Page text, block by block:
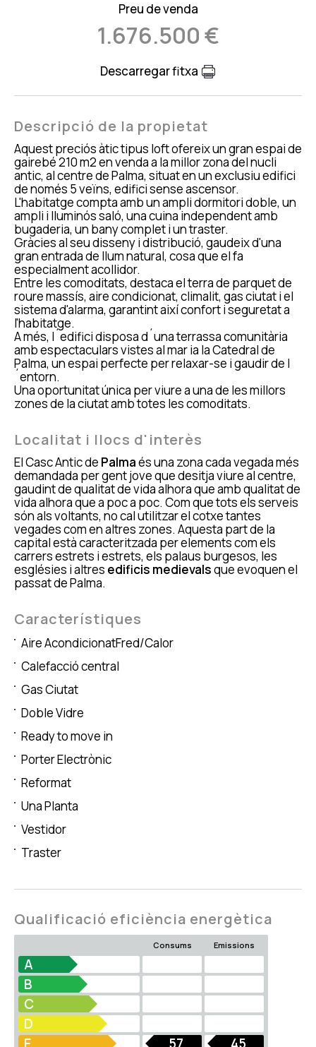
Preu de venda
1.676.500 €
Descarregar fitxa
Descripció de la propietat
Aquest preciós àtic tipus loft ofereix un gran espai de
gairebé 210 m2 en venda a la millor zona del nucli
antic, al centre de Palma, situat en un exclusiu edifici
de només 5 veïns, edifici sense ascensor.
L'habitatge compta amb un ampli dormitori doble, un
ampli i lluminós saló, una cuina independent amb
bugaderia, un bany complet i un traster.
Gràcies al seu disseny i distribució, gaudeix d'una
gran entrada de llum natural, cosa que el fa
especialment acollidor.
Entre les comoditats, destaca el terra de parquet de
roure massís, aire condicionat, climalit, gas ciutat i el
sistema d'alarma, garantint així confort i seguretat a
l'habitatge.
A més, l´edifici disposa d´una terrassa comunitària
amb espectaculars vistes al mar ia la Catedral de
Palma, un espai perfecte per relaxar-se i gaudir de l
´entorn.
Una oportunitat única per viure a una de les millors
zones de la ciutat amb totes les comoditats.
Localitat i llocs d'interès
El Casc Antic de Palmaés una zona cada vegada més
demandada per gent jove que desitja viure al centre,
gaudint de qualitat de vida alhora que amb qualitat de
vida alhora que a poc a poc. Com que tots els serveis
són als voltants, no cal utilitzar el cotxe tantes
vegades com en altres zones. Aquesta part de la
capital està caracteritzada per elements com els
carrers estrets i estrets, els palaus burgesos, les
esglésies i altres edificis medievalsque evoquen el
passat de Palma.
Característiques
Aire AcondicionatFred/Calor
Calefacció central
Gas Ciutat
Doble Vidre
Ready to move in
Porter Electrònic
Reformat
Una Planta
Vestidor
Traster
Qualificació eficiència energètica
Consums Emissions
A
B
C
D